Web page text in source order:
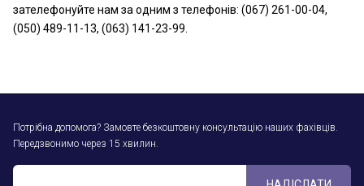
зателефонуйте нам за одним з телефонів: (067) 261-00-04,
(050) 489-11-13, (063) 141-23-99.
Потрібна допомога? Замовте безкоштовну консультацію наших фахівців.
Передзвонимо через 15 хвилин.